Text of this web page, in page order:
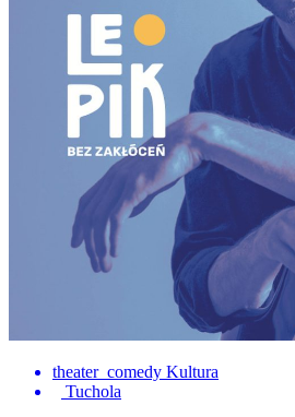
theater_comedy Kultura
Tuchola